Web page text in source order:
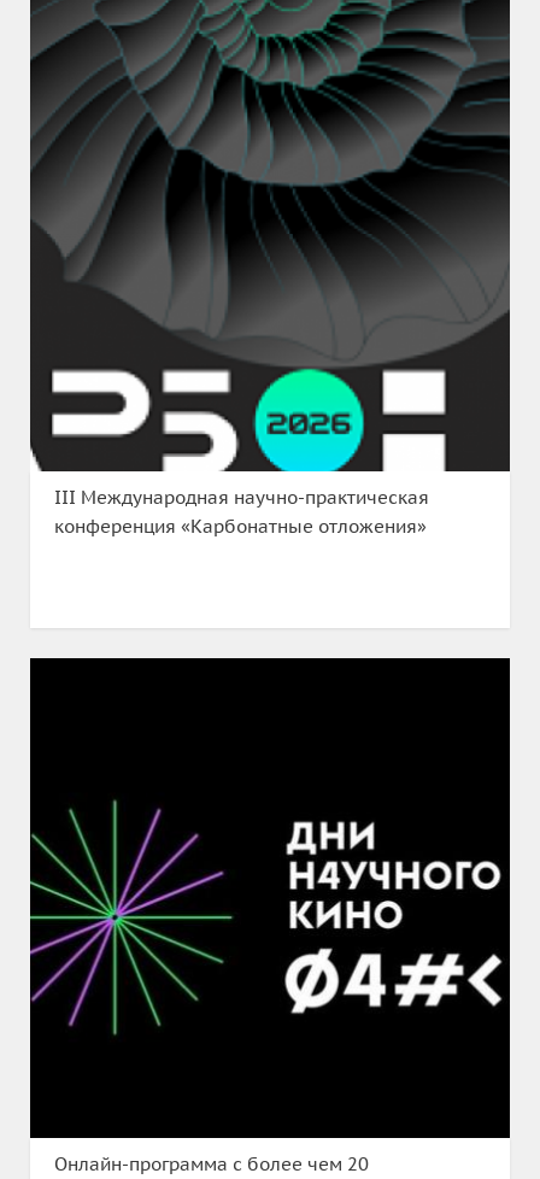
III Международная научно-практическая
конференция «Карбонатные отложения»
Онлайн-программа с более чем 20